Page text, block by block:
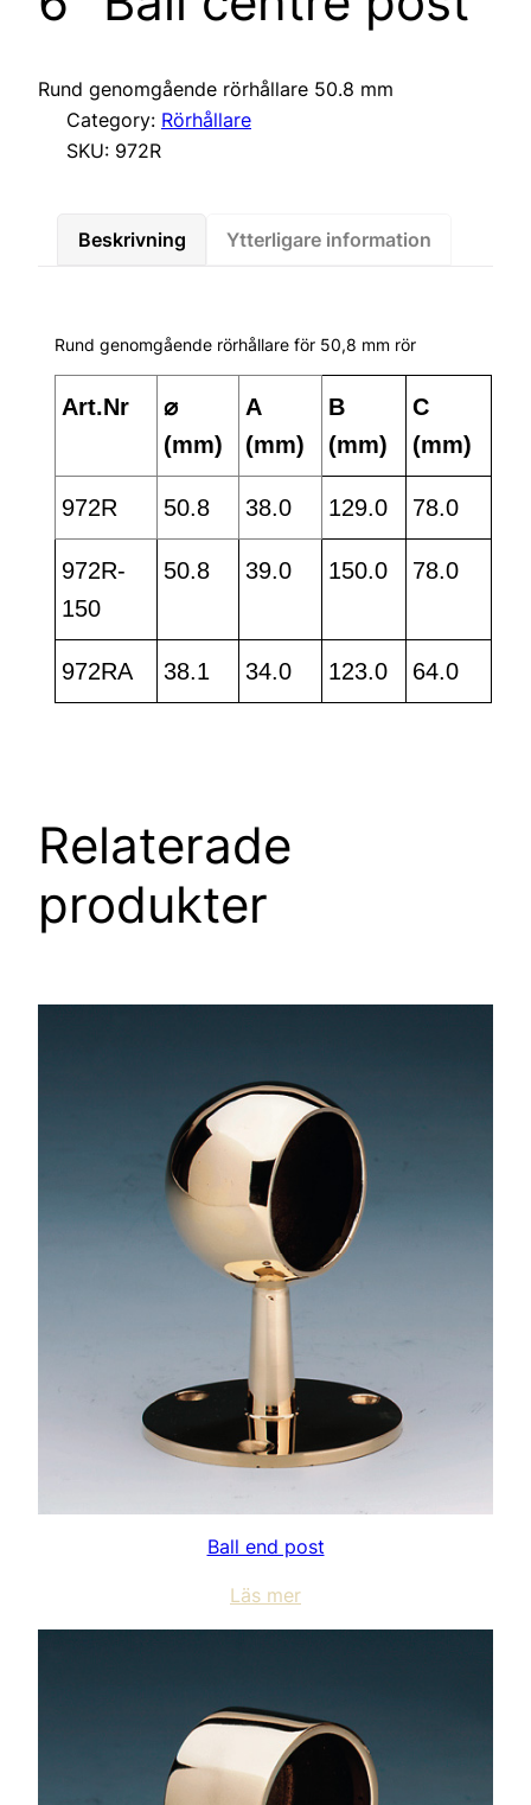
Rund genomgående rörhållare 50.8 mm
Category: Rörhållare
SKU: 972R
Beskrivning Ytterligare information
Rund genomgående rörhållare för 50,8 mm rör
Art.Nr
⌀
(mm)
A
(mm)
B
(mm)
C
(mm)
972R 50.8 38.0 129.0 78.0
972R-
150
50.8 39.0 150.0 78.0
972RA 38.1 34.0 123.0 64.0
Relaterade
produkter
Ball end post
Läs mer